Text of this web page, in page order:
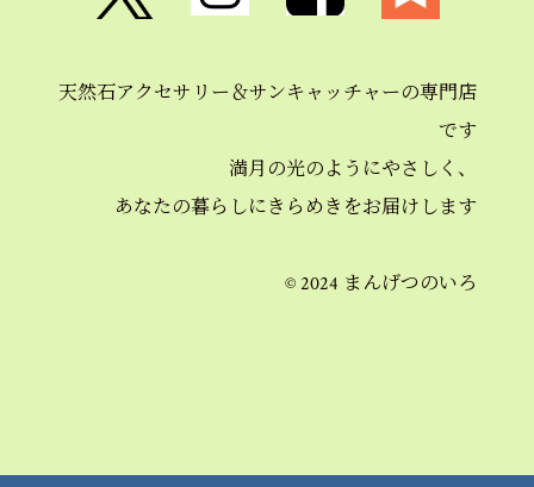
天然石アクセサリー＆サンキャッチャーの専門店
です
満月の光のようにやさしく、
あなたの暮らしにきらめきをお届けします
© 2024 まんげつのいろ